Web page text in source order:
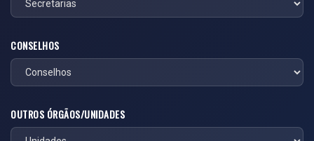
CONSELHOS
OUTROS ÓRGÃOS/UNIDADES